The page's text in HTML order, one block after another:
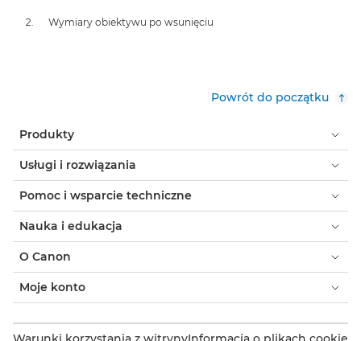
Wymiary obiektywu po wsunięciu
Powrót do początku
Produkty
Usługi i rozwiązania
Pomoc i wsparcie techniczne
Nauka i edukacja
O Canon
Moje konto